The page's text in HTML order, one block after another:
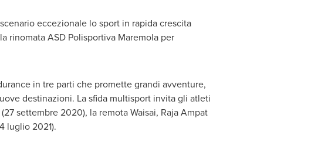
eccezionale lo sport in rapida crescita
rinomata ASD Polisportiva Maremola per
in tre parti che promette grandi avventure,
destinazioni. La sfida multisport invita gli atleti
settembre 2020), la remota Waisai, Raja Ampat
luglio 2021).